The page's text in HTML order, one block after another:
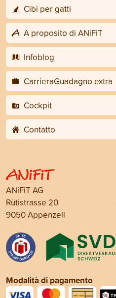
Cibi per gatti
A proposito di ANiFiT
Infoblog
CarrieraGuadagno extra
Cockpit
Contatto
ANiFiT AG
Rütistrasse 20
9050 Appenzell
Modalità di pagamento